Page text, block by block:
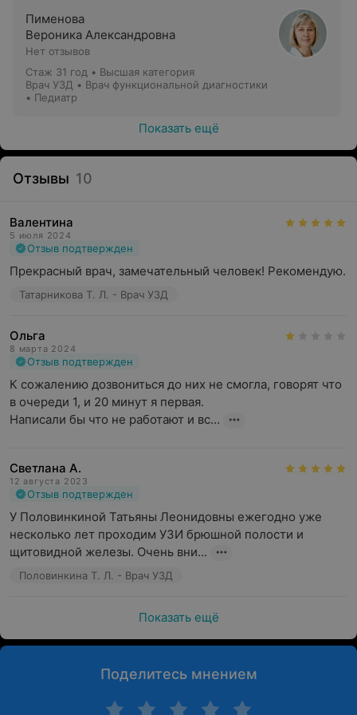
Артросонография дистальных отделов верхних и
нижних конечностей с осмотром сухожильно-
связочного аппарата, синовиальных заворотов
суставов
УЗИ лимфатических узлов
УЗИ брахиоцефальных сосудов, артерий и вен
УЗИ сосудов, артерий и вен верхних и нижних
конечностей
Эхокардиография (УЗИ сердца)
Эхокардиография (УЗИ сердца) — это неинвазивный
способ диагностики кардиологических заболеваний,
который не занимает много времени, но может дать
точную картину состояния внутреннего органа.
следующих симптомов:
боль в области сердца
нарушение ритма сердца
врожденные пороки сердца
изменение в кардиограмме
Пименова
Вероника Александровна
Нет отзывов
Стаж 31 год • Высшая категория
Врач УЗД • Врач функциональной диагностики
• Педиатр
Показать ещё
Отзывы 10
Валентина
5 июля 2024
Отзыв подтвержден
Прекрасный врач, замечательный человек! Рекомендую.
Татарникова Т. Л. - Врач УЗД
Ольга
8 марта 2024
Отзыв подтвержден
К сожалению дозвониться до них не смогла, говорят что
в очереди 1, и 20 минут я первая.
Написали бы что не работают и вс...
Светлана А.
12 августа 2023
Отзыв подтвержден
У Половинкиной Татьяны Леонидовны ежегодно уже
несколько лет проходим УЗИ брюшной полости и
щитовидной железы. Очень вни...
Половинкина Т. Л. - Врач УЗД
Показать ещё
Поделитесь мнением